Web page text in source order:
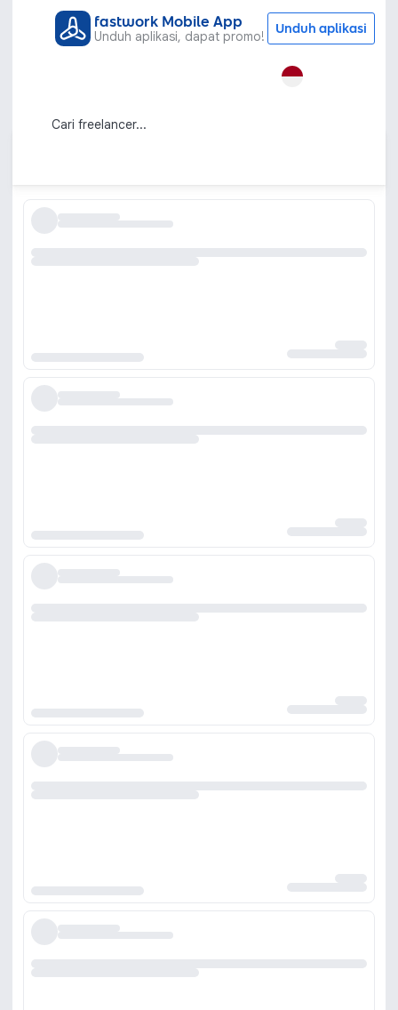
fastwork Mobile App
Unduh aplikasi, dapat promo! Unduh aplikasi
Kursus SEO
Website